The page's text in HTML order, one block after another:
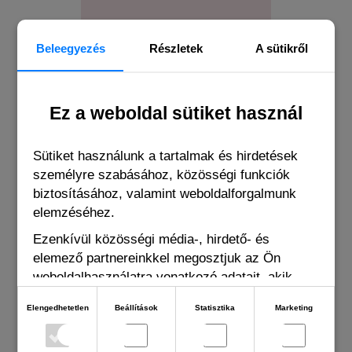
Beleegyezés Részletek A sütikről
Ez a weboldal sütiket használ
Sütiket használunk a tartalmak és hirdetések
személyre szabásához, közösségi funkciók
biztosításához, valamint weboldalforgalmunk
elemzéséhez.
Ezenkívül közösségi média-, hirdető- és
elemező partnereinkkel megosztjuk az Ön
weboldalhasználatra vonatkozó adatait, akik
amelyeket Ön adott meg számukra vagy az Ön
által használt más szolgáltatásokból gyűjtöttek.
Elengedhetetlen Beállítások Statisztika Marketing
fürdőruha
BUYERS OF THIS PRODUCT ALSO
BOUGHT THE FOLLOWING ITEMS